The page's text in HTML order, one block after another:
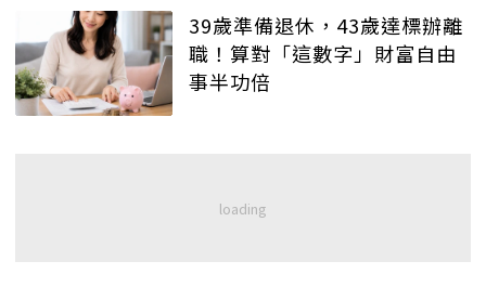
39歲準備退休，43歲達標辦離
職！算對「這數字」財富自由
事半功倍